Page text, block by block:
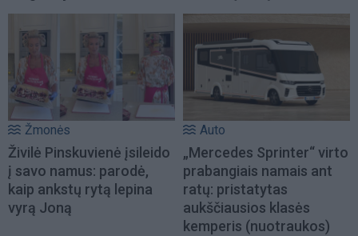
Žmonės
Živilė Pinskuvienė įsileido
į savo namus: parodė,
kaip ankstų rytą lepina
vyrą Joną
Auto
„Mercedes Sprinter“ virto
prabangiais namais ant
ratų: pristatytas
aukščiausios klasės
kemperis (nuotraukos)